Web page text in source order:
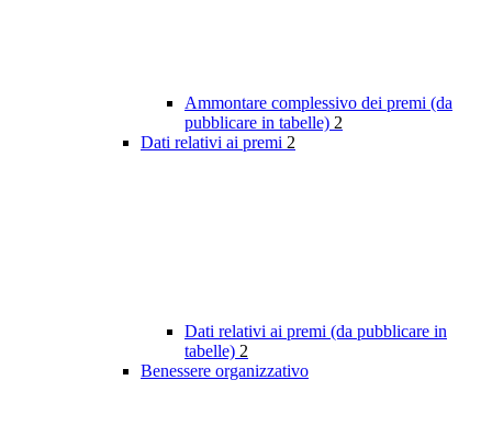
Ammontare complessivo dei premi (da
pubblicare in tabelle) 2
Dati relativi ai premi 2
Dati relativi ai premi (da pubblicare in
tabelle) 2
Benessere organizzativo